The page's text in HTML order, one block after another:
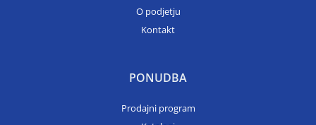
O podjetju
Kontakt
PONUDBA
Prodajni program